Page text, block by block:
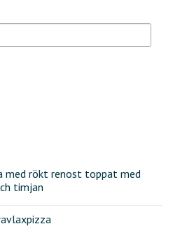
med rökt renost toppat med
timjan